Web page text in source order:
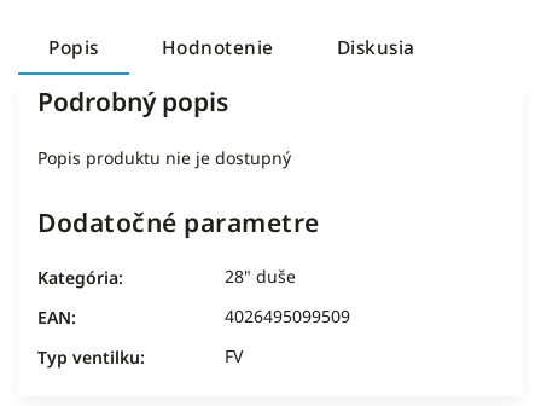
Popis Hodnotenie Diskusia
Podrobný popis
Popis produktu nie je dostupný
Dodatočné parametre
Kategória:
28" duše
EAN:
4026495099509
Typ ventilku: FV